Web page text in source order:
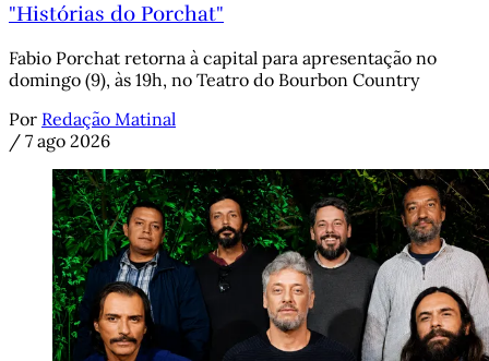
"Histórias do Porchat"
Fabio Porchat retorna à capital para apresentação no
domingo (9), às 19h, no Teatro do Bourbon Country
Por Redação Matinal
/ 7 ago 2026